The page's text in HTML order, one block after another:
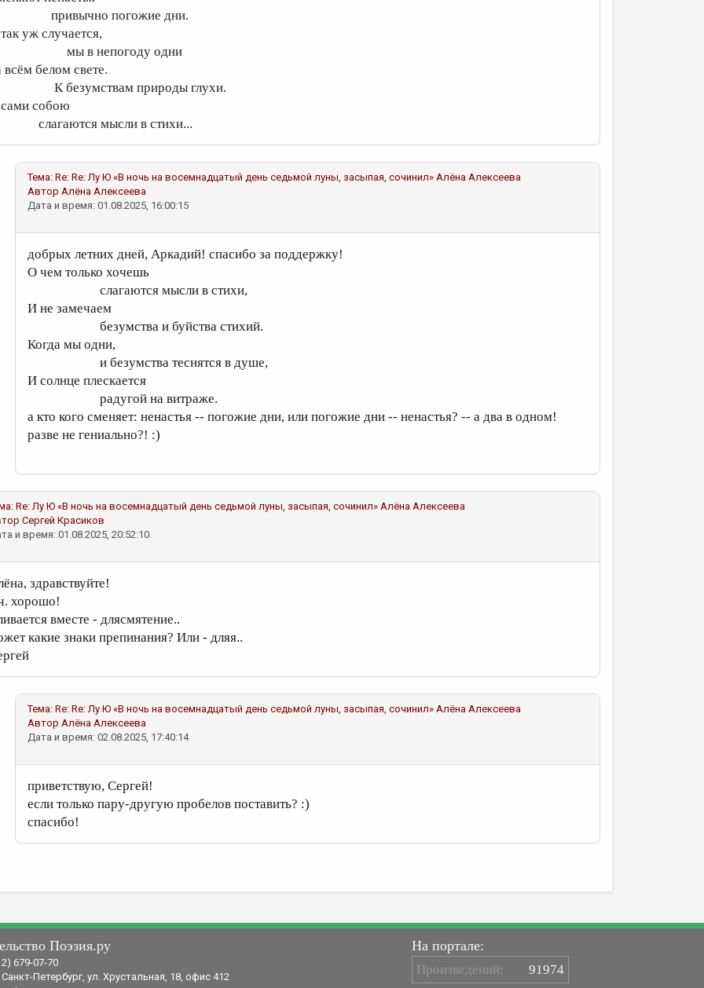
погожие дни.
уж случается,
в непогоду одни
всём белом свете.
безумствам природы глухи.
собою
мысли в стихи...
Тема: Re: Re: Лу Ю «В ночь на восемнадцатый день седьмой луны, засыпая, сочинил» Алёна Алексеева
Автор Алёна Алексеева
Дата и время: 01.08.2025, 16:00:15
добрых летних дней, Аркадий! спасибо за поддержку!
О чем только хочешь
слагаются мысли в стихи,
И не замечаем
безумства и буйства стихий.
Когда мы одни,
и безумства теснятся в душе,
И солнце плескается
радугой на витраже.
а кто кого сменяет: ненастья -- погожие дни, или погожие дни -- ненастья? -- а два в одном!
разве не гениально?! :)
Re: Лу Ю «В ночь на восемнадцатый день седьмой луны, засыпая, сочинил» Алёна Алексеева
Сергей Красиков
и время: 01.08.2025, 20:52:10
здравствуйте!
хорошо!
вместе - длясмятение..
какие знаки препинания? Или - дляя..
Тема: Re: Re: Лу Ю «В ночь на восемнадцатый день седьмой луны, засыпая, сочинил» Алёна Алексеева
Автор Алёна Алексеева
Дата и время: 02.08.2025, 17:40:14
приветствую, Сергей!
если только пару-другую пробелов поставить? :)
спасибо!
Поэзия.ру
679-07-70
Санкт-Петербург, ул. Хрустальная, 18, офис 412
На портале:
Произведений: 91974